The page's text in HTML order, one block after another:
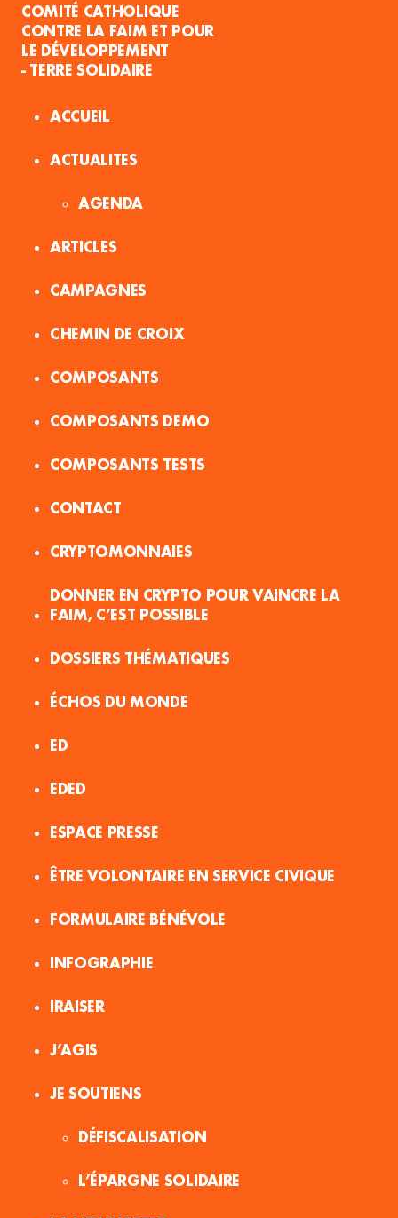
COMITÉ CATHOLIQUE
CONTRE LA FAIM ET POUR
LE DÉVELOPPEMENT
- TERRE SOLIDAIRE
ACCUEIL
ACTUALITES
AGENDA
ARTICLES
CAMPAGNES
CHEMIN DE CROIX
COMPOSANTS
COMPOSANTS DEMO
COMPOSANTS TESTS
CONTACT
CRYPTOMONNAIES
DONNER EN CRYPTO POUR VAINCRE LA
FAIM, C’EST POSSIBLE
DOSSIERS THÉMATIQUES
ÉCHOS DU MONDE
ED
EDED
ESPACE PRESSE
ÊTRE VOLONTAIRE EN SERVICE CIVIQUE
FORMULAIRE BÉNÉVOLE
INFOGRAPHIE
IRAISER
J’AGIS
JE SOUTIENS
DÉFISCALISATION
L’ÉPARGNE SOLIDAIRE